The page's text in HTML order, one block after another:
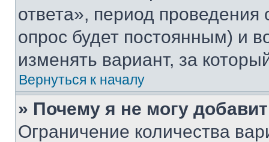
ответа», период проведения
опрос будет постоянным) и
изменять вариант, за
Вернуться к началу
» Почему я не могу
Ограничение количества